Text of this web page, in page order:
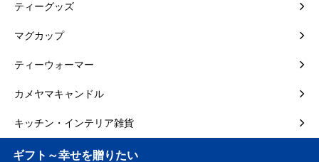
ティーグッズ
マグカップ
ティーウォーマー
カメヤマキャンドル
キッチン・インテリア雑貨
ギフト～幸せを贈りたい